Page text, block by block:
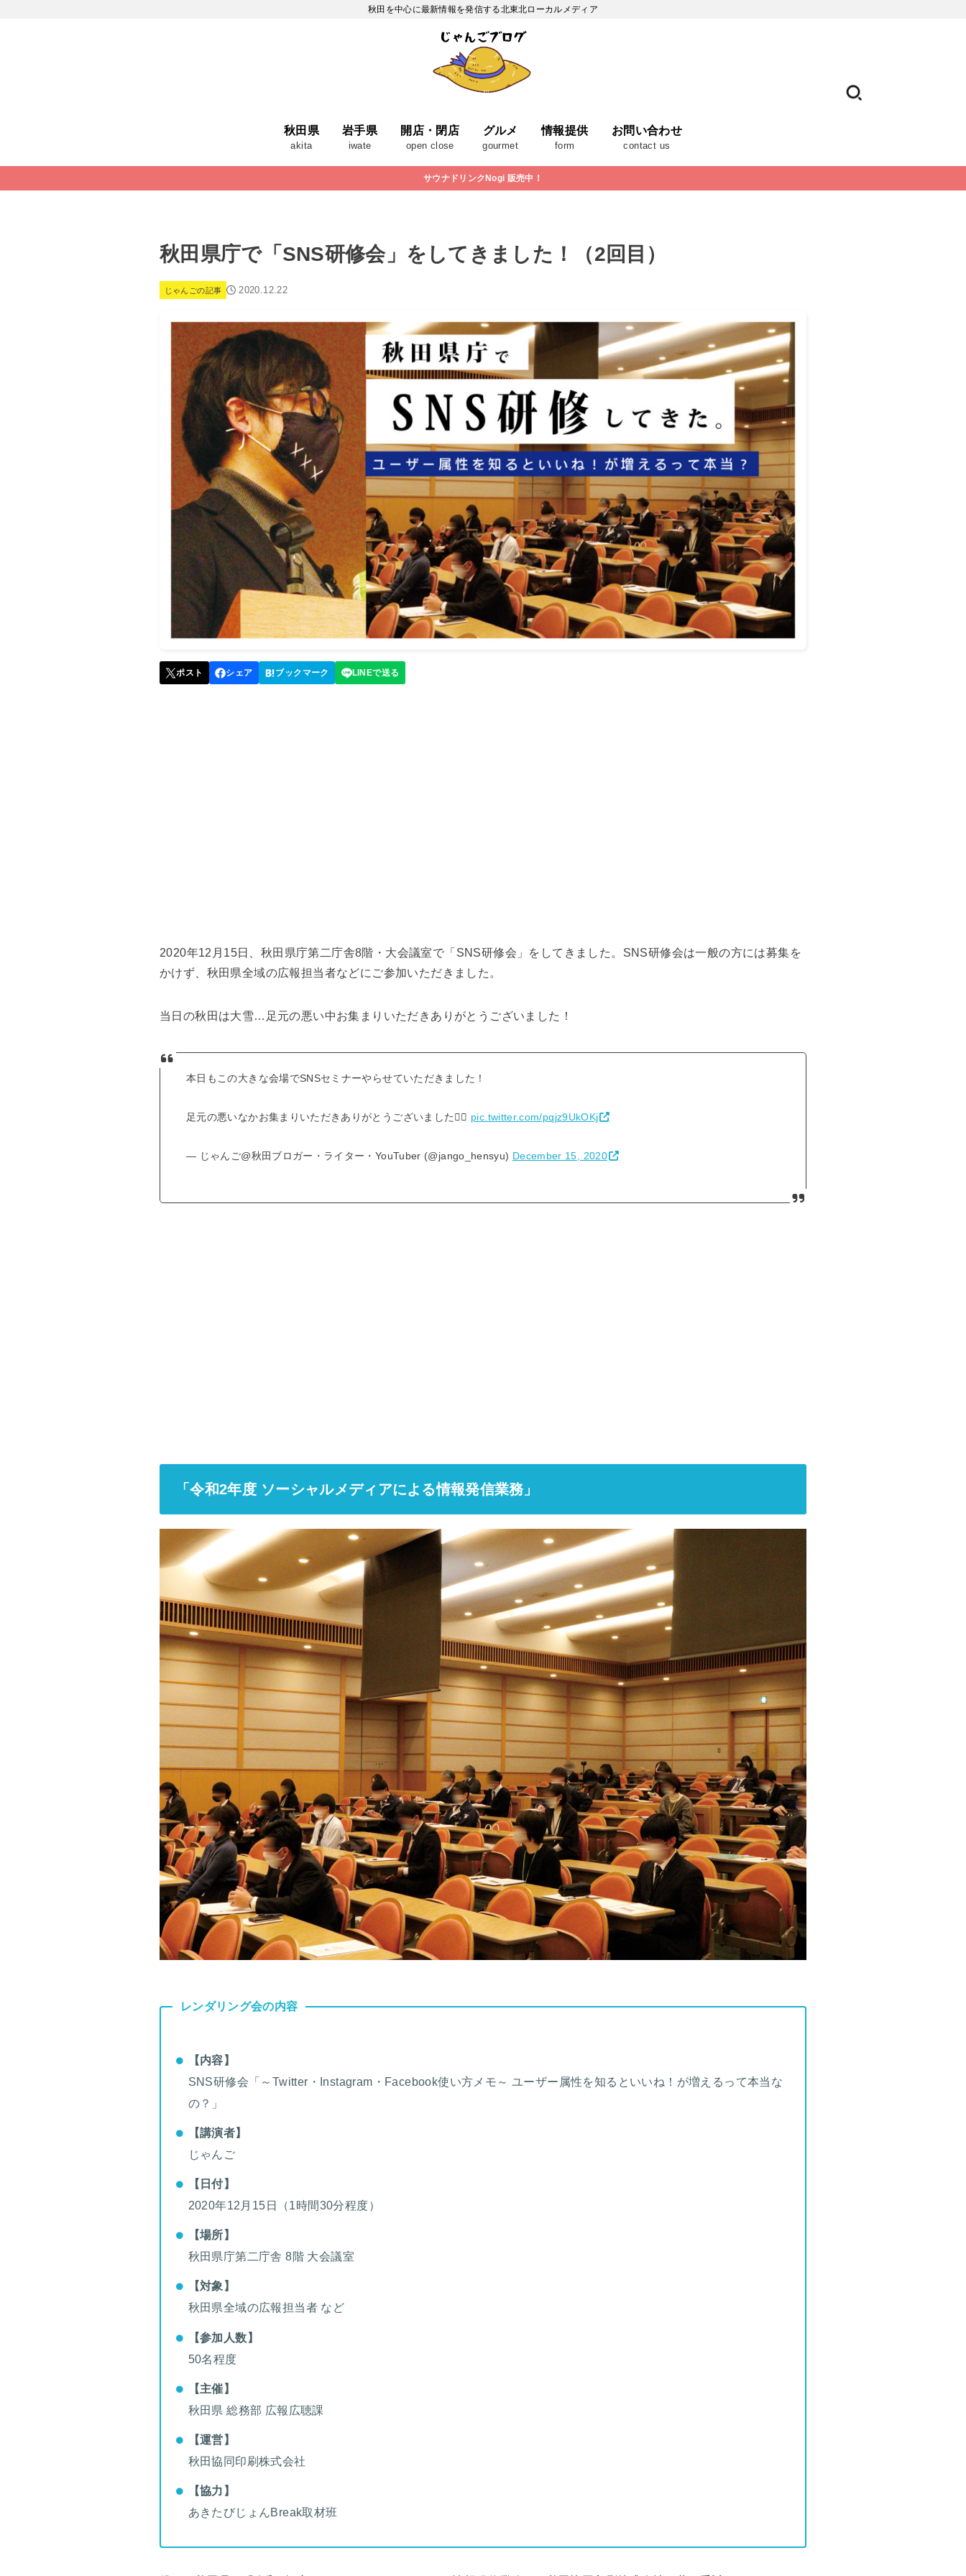
秋田を中心に最新情報を発信する北東北ローカルメディア
秋田県
akita
岩手県
iwate
開店・閉店
open close
グルメ
gourmet
情報提供
form
お問い合わせ
contact us
サウナドリンクNogi 販売中！
秋田県庁で「SNS研修会」をしてきました！（2回目）
じゃんごの記事 2020.12.22
2020年12月15日、秋田県庁第二庁舎8階・大会議室で「SNS研修会」をしてきました。SNS研修会は一般の方には募集を
かけず、秋田県全域の広報担当者などにご参加いただきました。
当日の秋田は大雪…足元の悪い中お集まりいただきありがとうございました！
本日もこの大きな会場でSNSセミナーやらせていただきました！
足元の悪いなかお集まりいただきありがとうございました🙇‍♂️ pic.twitter.com/pqjz9UkOKj
— じゃんご@秋田ブロガー・ライター・YouTuber (@jango_hensyu) December 15, 2020
「令和2年度 ソーシャルメディアによる情報発信業務」
レンダリング会の内容
【内容】
SNS研修会「～Twitter・Instagram・Facebook使い方メモ～ ユーザー属性を知るといいね！が増えるって本当な
の？」
【講演者】
じゃんご
【日付】
2020年12月15日（1時間30分程度）
【場所】
秋田県庁第二庁舎 8階 大会議室
【対象】
秋田県全域の広報担当者 など
【参加人数】
50名程度
【主催】
秋田県 総務部 広報広聴課
【運営】
秋田協同印刷株式会社
【協力】
あきたびじょんBreak取材班